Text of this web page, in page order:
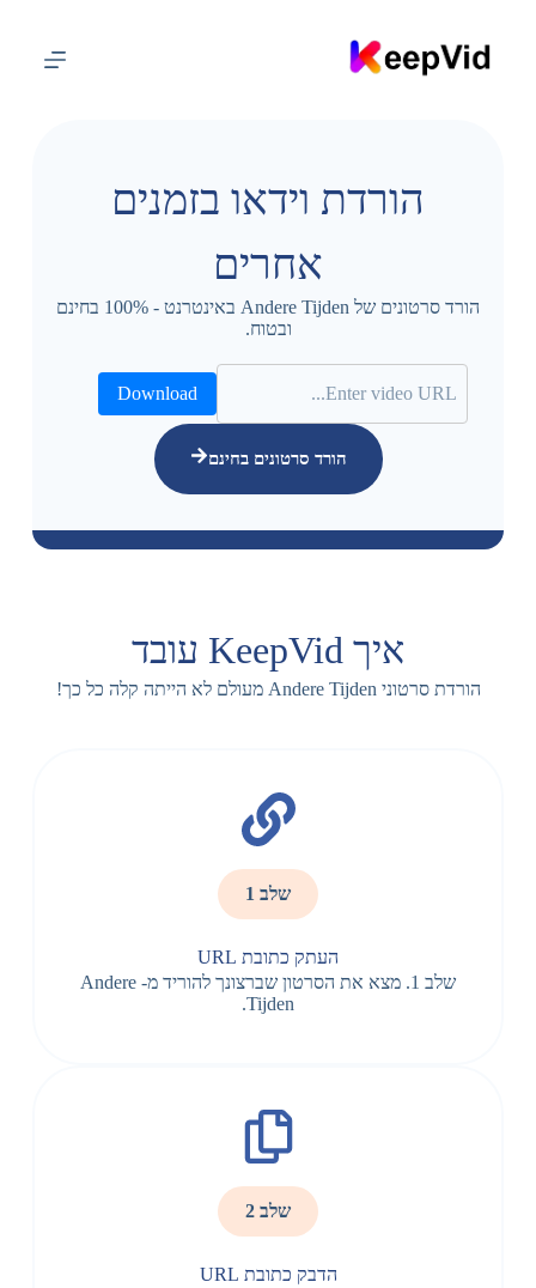
הורדת וידאו בזמנים
אחרים
הורד סרטונים של Andere Tijden באינטרנט - 100% בחינם
ובטוח.
Download
הורד סרטונים בחינם
איך KeepVid עובד
הורדת סרטוני Andere Tijden מעולם לא הייתה קלה כל כך!
שלב 1
העתק כתובת URL
שלב 1. מצא את הסרטון שברצונך להוריד מ- Andere
Tijden.
שלב 2
הדבק כתובת URL